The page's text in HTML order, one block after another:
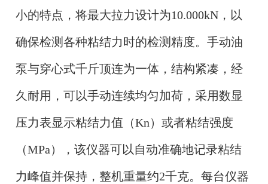
小的特点，将最大拉力设计为10.000kN，以
确保检测各种粘结力时的检测精度。手动油
泵与穿心式千斤顶连为一体，结构紧凑，经
久耐用，可以手动连续均匀加荷，采用数显
压力表显示粘结力值（Kn）或者粘结强度
（MPa），该仪器可以自动准确地记录粘结
力峰值并保持，整机重量约2千克。每台仪器